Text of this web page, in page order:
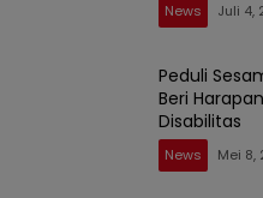
News Juli 4,
Peduli
Beri
Disabilitas
News Mei 8,